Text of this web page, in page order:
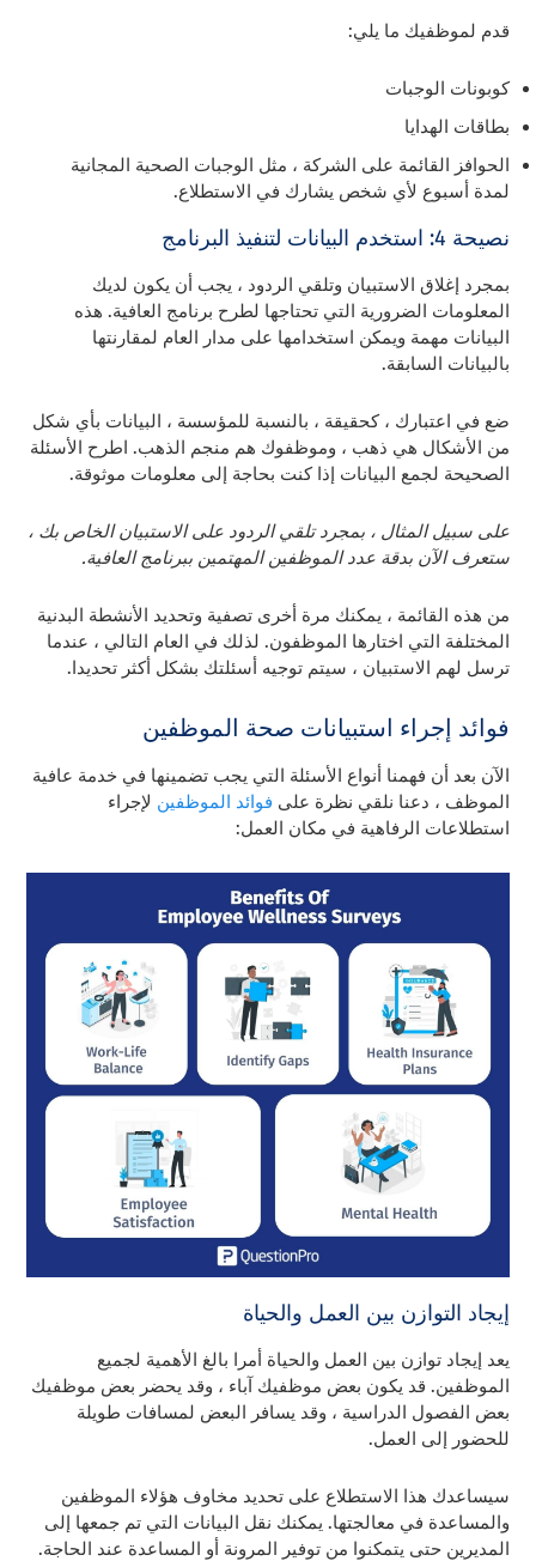
قدم لموظفيك ما يلي:
كوبونات الوجبات
بطاقات الهدايا
الحوافز القائمة على الشركة ، مثل الوجبات الصحية المجانية
لمدة أسبوع لأي شخص يشارك في الاستطلاع.
نصيحة 4: استخدم البيانات لتنفيذ البرنامج
بمجرد إغلاق الاستبيان وتلقي الردود ، يجب أن يكون لديك
المعلومات الضرورية التي تحتاجها لطرح برنامج العافية. هذه
البيانات مهمة ويمكن استخدامها على مدار العام لمقارنتها
بالبيانات السابقة.
ضع في اعتبارك ، كحقيقة ، بالنسبة للمؤسسة ، البيانات بأي شكل
من الأشكال هي ذهب ، وموظفوك هم منجم الذهب. اطرح الأسئلة
الصحيحة لجمع البيانات إذا كنت بحاجة إلى معلومات موثوقة.
على سبيل المثال ، بمجرد تلقي الردود على الاستبيان الخاص بك ،
ستعرف الآن بدقة عدد الموظفين المهتمين ببرنامج العافية.
من هذه القائمة ، يمكنك مرة أخرى تصفية وتحديد الأنشطة البدنية
المختلفة التي اختارها الموظفون. لذلك في العام التالي ، عندما
ترسل لهم الاستبيان ، سيتم توجيه أسئلتك بشكل أكثر تحديدا.
فوائد إجراء استبيانات صحة الموظفين
الآن بعد أن فهمنا أنواع الأسئلة التي يجب تضمينها في خدمة عافية
الموظف ، دعنا نلقي نظرة على فوائد الموظفين لإجراء
استطلاعات الرفاهية في مكان العمل:
إيجاد التوازن بين العمل والحياة
يعد إيجاد توازن بين العمل والحياة أمرا بالغ الأهمية لجميع
الموظفين. قد يكون بعض موظفيك آباء ، وقد يحضر بعض موظفيك
بعض الفصول الدراسية ، وقد يسافر البعض لمسافات طويلة
للحضور إلى العمل.
سيساعدك هذا الاستطلاع على تحديد مخاوف هؤلاء الموظفين
والمساعدة في معالجتها. يمكنك نقل البيانات التي تم جمعها إلى
المديرين حتى يتمكنوا من توفير المرونة أو المساعدة عند الحاجة.